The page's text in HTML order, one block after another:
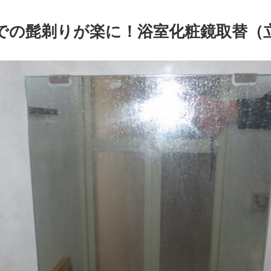
の髭剃りが楽に！浴室化粧鏡取替（